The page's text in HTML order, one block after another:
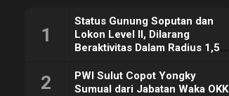
1
Status Gunung Soputan dan
Lokon Level II, Dilarang
Beraktivitas Dalam Radius 1,5
2
PWI Sulut Copot Yongky
Sumual dari Jabatan Waka OKK